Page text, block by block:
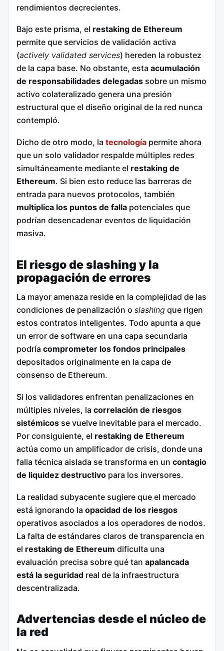
rendimientos decrecientes.
Bajo este prisma, el restaking de Ethereum
permite que servicios de validación activa
(actively validated services) hereden la robustez
de la capa base. No obstante, esta acumulación
de responsabilidades delegadas sobre un mismo
activo colateralizado genera una presión
estructural que el diseño original de la red nunca
contempló.
Dicho de otro modo, la tecnología permite ahora
que un solo validador respalde múltiples redes
simultáneamente mediante el restaking de
Ethereum. Si bien esto reduce las barreras de
entrada para nuevos protocolos, también
multiplica los puntos de falla potenciales que
podrían desencadenar eventos de liquidación
masiva.
El riesgo de slashing y la
propagación de errores
La mayor amenaza reside en la complejidad de las
condiciones de penalización o slashing que rigen
estos contratos inteligentes. Todo apunta a que
un error de software en una capa secundaria
podría comprometer los fondos principales
depositados originalmente en la capa de
consenso de Ethereum.
Si los validadores enfrentan penalizaciones en
múltiples niveles, la correlación de riesgos
sistémicos se vuelve inevitable para el mercado.
Por consiguiente, el restaking de Ethereum
actúa como un amplificador de crisis, donde una
falla técnica aislada se transforma en un contagio
de liquidez destructivo para los inversores.
La realidad subyacente sugiere que el mercado
está ignorando la opacidad de los riesgos
operativos asociados a los operadores de nodos.
La falta de estándares claros de transparencia en
el restaking de Ethereum dificulta una
evaluación precisa sobre qué tan apalancada
está la seguridad real de la infraestructura
descentralizada.
Advertencias desde el núcleo de
la red